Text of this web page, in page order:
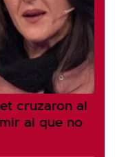
cruzaron al
al que no